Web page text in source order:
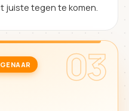
juiste tegen te komen.
03